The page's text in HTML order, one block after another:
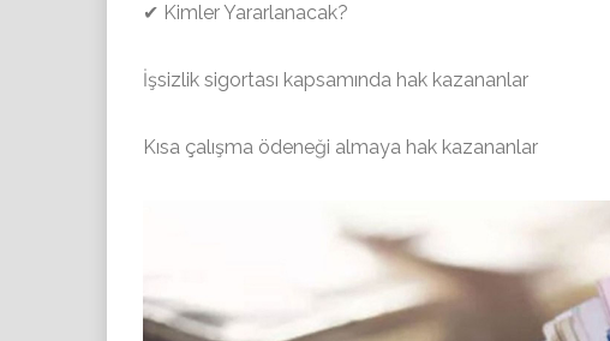
✔ Kimler Yararlanacak?
İşsizlik sigortası kapsamında hak kazananlar
Kısa çalışma ödeneği almaya hak kazananlar